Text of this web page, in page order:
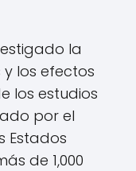
la
los efectos
los estudios
por el
Estados
de 1,000